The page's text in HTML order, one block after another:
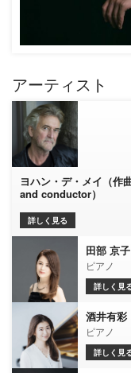
アーティスト
ヨハン・デ・メイ（
and conductor）
詳しく見る
田部 京
ピアノ
詳しく見
酒井有
ピアノ
詳しく見